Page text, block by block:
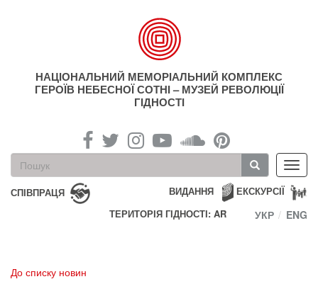
НАЦІОНАЛЬНИЙ МЕМОРІАЛЬНИЙ КОМПЛЕКС
ГЕРОЇВ НЕБЕСНОЇ СОТНІ – МУЗЕЙ РЕВОЛЮЦІЇ
ГІДНОСТІ
Пошукова
форма
Пошук
СПІВПРАЦЯ ЕКСКУРСІЇ
ВИДАННЯ
ТЕРИТОРІЯ ГІДНОСТІ: AR
УКР ENG
До списку новин